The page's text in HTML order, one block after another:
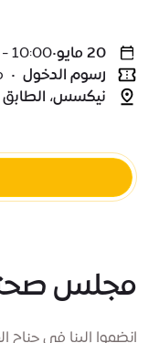
20 مايو •
10:00 - 12:30
رسوم الدخول •
نيكسس، الطابق
مجلس